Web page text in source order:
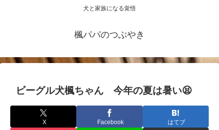
犬と家族になる覚悟
楓パパのつぶやき
ビーグル犬楓ちゃん 今年の夏は暑い😫
X Facebook はてブ